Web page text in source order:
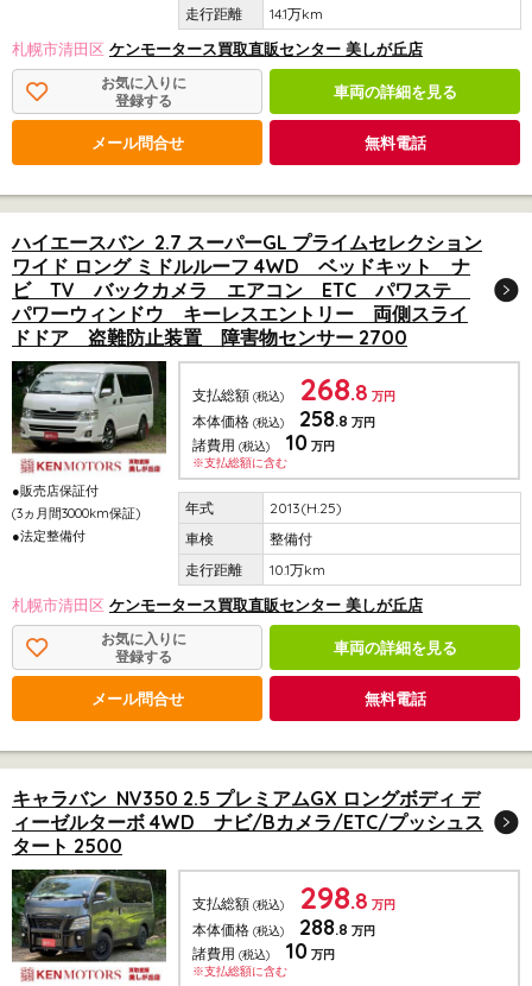
14.1万km
札幌市清田区 ケンモータース買取直販センター 美しが丘店
お気に入りに
登録する
車両の詳細を見る
メール問合せ 無料電話
ハイエースバン 2.7 スーパーGL プライムセレクション
ワイド ロング ミドルルーフ 4WD ベッドキット ナ
ビ TV バックカメラ エアコン ETC パワステ
パワーウィンドウ キーレスエントリー 両側スライ
ドドア 盗難防止装置 障害物センサー 2700
●販売店保証付
(3ヵ月間3000km保証)
●法定整備付
支払総額 (税込) 268.8 万円
本体価格 (税込) 258.8 万円
諸費用 (税込) 10 万円
※支払総額に含む
2013(H.25)
整備付
10.1万km
札幌市清田区 ケンモータース買取直販センター 美しが丘店
お気に入りに
登録する
車両の詳細を見る
メール問合せ 無料電話
キャラバン NV350 2.5 プレミアムGX ロングボディ デ
ィーゼルターボ 4WD ナビ/Bカメラ/ETC/プッシュス
タート 2500
支払総額 (税込) 298.8 万円
本体価格 (税込) 288.8 万円
諸費用 (税込) 10 万円
※支払総額に含む